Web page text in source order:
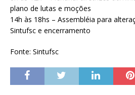
plano de lutas e moções
14h às 18hs – Assembléia para
Sintufsc e encerramento
Fonte: Sintufsc